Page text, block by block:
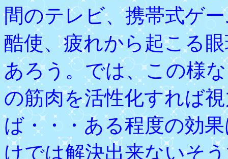
間のテレビ、携帯式ゲ
酷使、疲れから起こる
あろう。では、この様
の筋肉を活性化すれば
ば・・・ある程度の効
けでは解決出来ないそ